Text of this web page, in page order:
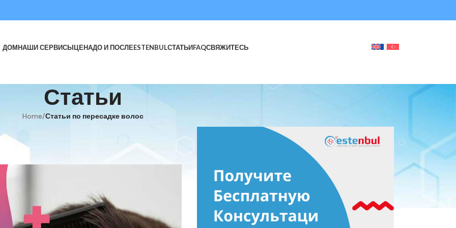
ДОМНАШИ СЕРВИСЫЦЕНАДО И ПОСЛЕESTENBULСТАТЬИFAQСВЯЖИТЕСЬ
Статьи
Home/Статьи по пересадке волос
их пересадке волос?